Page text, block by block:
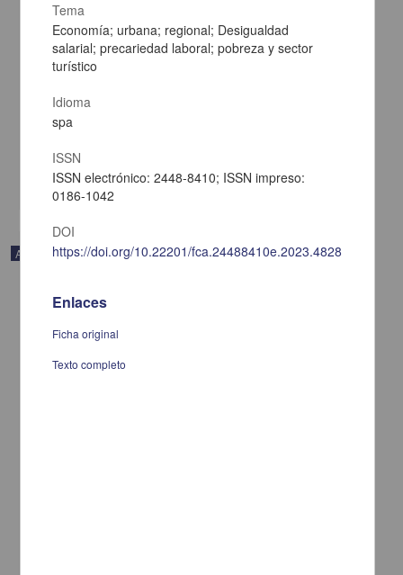
Musnadi, Said; Universitas Syiah Kuala; Sofyan, Sofyan;
Universitas Syiah Kuala; Zuraida, Zuraida; Universitas Syiah Kuala;
Rizal, Muhammad; Universitas Samudra; Agustina, Maulidar;
Universitas Syiah Kuala; Musnadi, Said; Universitas Syiah Kuala;
Agustina, Maulidar; Universitas Syiah Kuala - Facultad de
Contaduría y Administración, UNAM
Ciencias Sociales y Económicas
Artículo
Tema
Economía; urbana; regional; Desigualdad
salarial; precariedad laboral; pobreza y sector
turístico
Idioma
spa
ISSN
ISSN electrónico: 2448-8410; ISSN impreso:
0186-1042
DOI
https://doi.org/10.22201/fca.24488410e.2023.4828
Enlaces
Ficha original
Texto completo